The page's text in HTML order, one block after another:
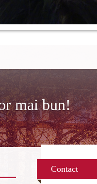
mai bun!
Contact